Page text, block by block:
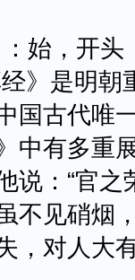
，开头
》是明朝
国古代唯
中有多重
说：“官
不见硝烟
，对人大